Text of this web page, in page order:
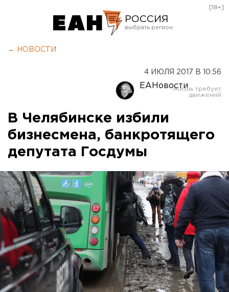
РОССИЯ
Оренбург
[18+]
← НОВОСТИ
4 ИЮЛЯ 2017 В 10:56
ЕАНовости
В Челябинске избили
бизнесмена, банкротящего
депутата Госдумы